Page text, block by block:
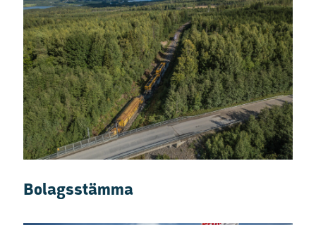
Bolagsstämma